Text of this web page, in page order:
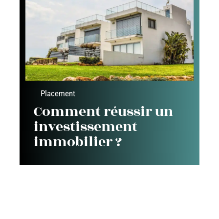
Placement
Comment réussir un
investissement
immobilier ?